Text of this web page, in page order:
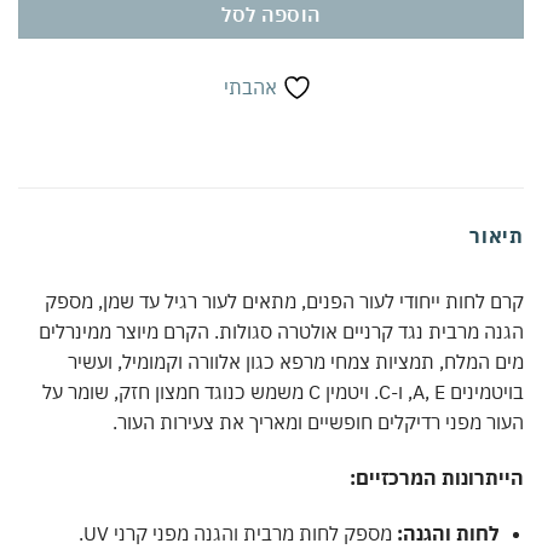
הוספה לסל
אהבתי
תיאור
קרם לחות ייחודי לעור הפנים, מתאים לעור רגיל עד שמן, מספק
הגנה מרבית נגד קרניים אולטרה סגולות. הקרם מיוצר ממינרלים
מים המלח, תמציות צמחי מרפא כגון אלוורה וקמומיל, ועשיר
בויטמינים A, E, ו-C. ויטמין C משמש כנוגד חמצון חזק, שומר על
העור מפני רדיקלים חופשיים ומאריך את צעירות העור.
הייתרונות המרכזיים:
לחות והגנה: מספק לחות מרבית והגנה מפני קרני UV.